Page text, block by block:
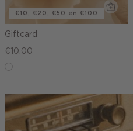
€10, €20, €50 en €100
Giftcard
€10.00